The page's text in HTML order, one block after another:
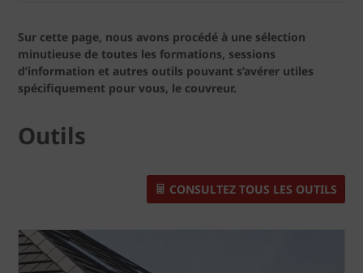
Sur cette page, nous avons procédé à une sélection
minutieuse de toutes les formations, sessions
d’information et autres outils pouvant s’avérer utiles
spécifiquement pour vous, le couvreur.
Outils
CONSULTEZ TOUS LES OUTILS